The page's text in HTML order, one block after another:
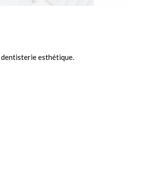
dentisterie esthétique.